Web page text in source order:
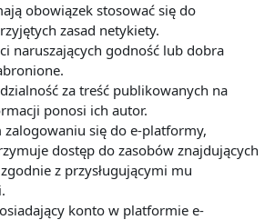
obowiązek stosować się do
zasad netykiety.
naruszających godność lub dobra
za treść publikowanych na
ponosi ich autor.
zalogowaniu się do e-platformy,
dostęp do zasobów znajdujących
z przysługującymi mu
konto w platformie e-